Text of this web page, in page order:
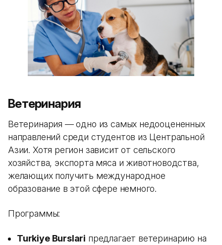
Ветеринария
Ветеринария — одно из самых недооцененных
направлений среди студентов из Центральной
Азии. Хотя регион зависит от сельского
хозяйства, экспорта мяса и животноводства,
желающих получить международное
образование в этой сфере немного.
Программы:
Turkiye Burslari предлагает ветеринарию на